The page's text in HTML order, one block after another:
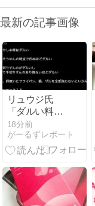
最新の記事画像
リュウジ氏
「ダルい料理
トップ10に入
る」夏の定番
料理とは？
ほどダルい」
18分前
がーるずレポート